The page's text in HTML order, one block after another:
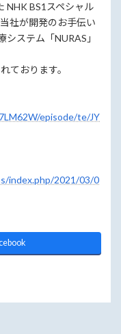
NHK BS1スペシャル
社が開発のお手伝い
ステム「NURAS」
ております。
episode/te/JY
index.php/2021/03/0